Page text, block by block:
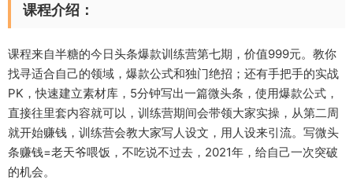
课程介绍：
课程来自半糖的今日头条爆款训练营第七期，价值999元。教你
找寻适合自己的领域，爆款公式和独门绝招；还有手把手的实战
PK，快速建立素材库，5分钟写出一篇微头条，使用爆款公式，
直接往里套内容就可以，训练营期间会带领大家实操，从第二周
就开始赚钱，训练营会教大家写人设文，用人设来引流。写微头
条赚钱=老天爷喂饭，不吃说不过去，2021年，给自己一次突破
的机会。